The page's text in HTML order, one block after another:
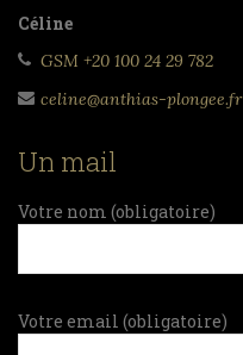
Céline
GSM +20 100 24 29 782
celine@anthias-plongee.fr
Un mail
Votre nom (obligatoire)
Votre email (obligatoire)